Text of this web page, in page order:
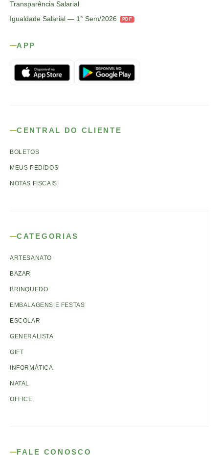
Transparência Salarial
Igualdade Salarial — 1° Sem/2026
PDF
APP
CENTRAL DO CLIENTE
BOLETOS
MEUS PEDIDOS
NOTAS FISCAIS
CATEGORIAS
ARTESANATO
BAZAR
BRINQUEDO
EMBALAGENS E FESTAS
ESCOLAR
GENERALISTA
GIFT
INFORMÁTICA
NATAL
OFFICE
FALE CONOSCO